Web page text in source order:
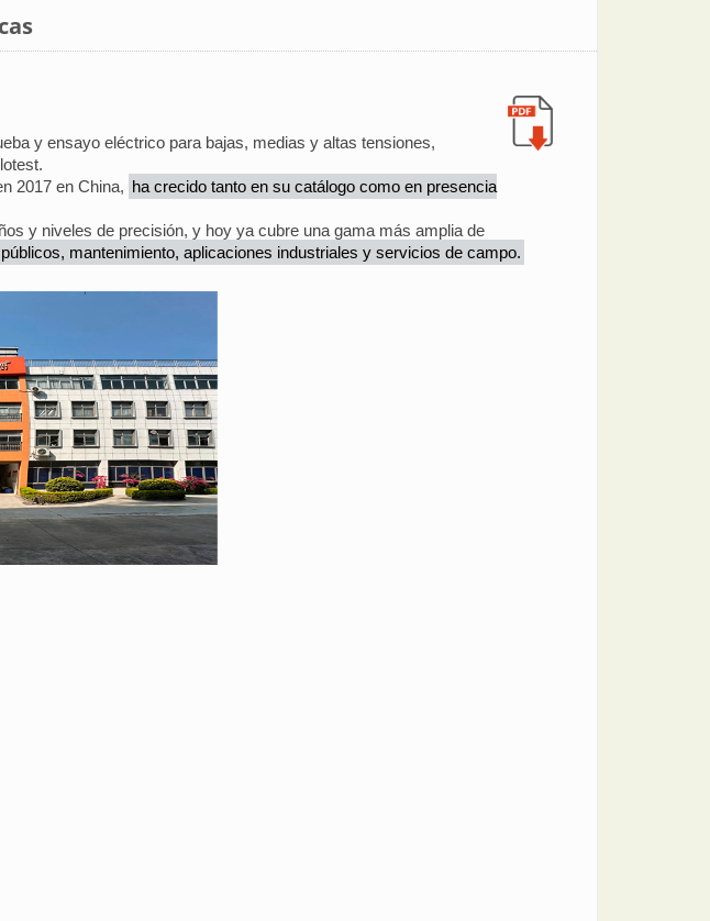
y ensayo eléctrico para bajas, medias y altas tensiones,
2017 en China, ha crecido tanto en su catálogo como en presencia
y niveles de precisión, y hoy ya cubre una gama más amplia de
mantenimiento, aplicaciones industriales y servicios de campo.